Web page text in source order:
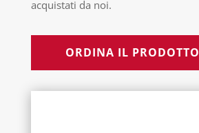
acquistati da noi.
ORDINA IL PRODOTTO